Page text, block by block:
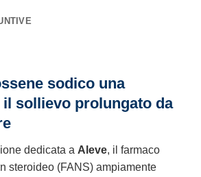
sodico una
sollievo prolungato da
dedicata a Aleve, il farmaco
steroideo (FANS) ampiamente